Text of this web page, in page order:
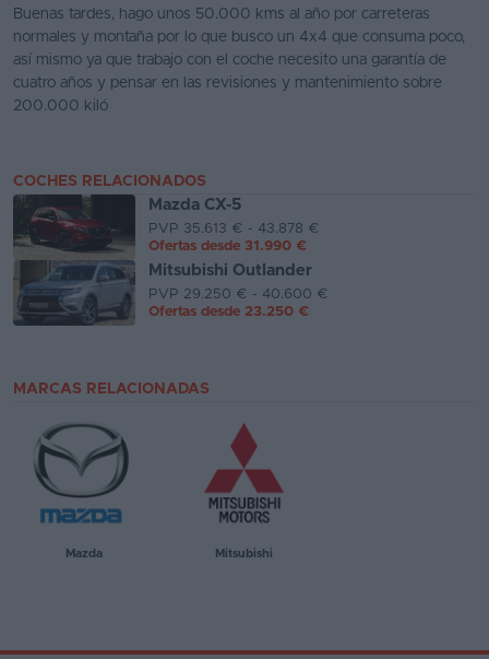
Buenas tardes, hago unos 50.000 kms al año por carreteras
normales y montaña por lo que busco un 4x4 que consuma poco,
así mismo ya que trabajo con el coche necesito una garantía de
cuatro años y pensar en las revisiones y mantenimiento sobre
200.000 kiló
COCHES RELACIONADOS
Mazda CX-5
PVP 35.613 € - 43.878 €
Ofertas desde 31.990 €
Mitsubishi Outlander
PVP 29.250 € - 40.600 €
Ofertas desde 23.250 €
MARCAS RELACIONADAS
Mazda Mitsubishi